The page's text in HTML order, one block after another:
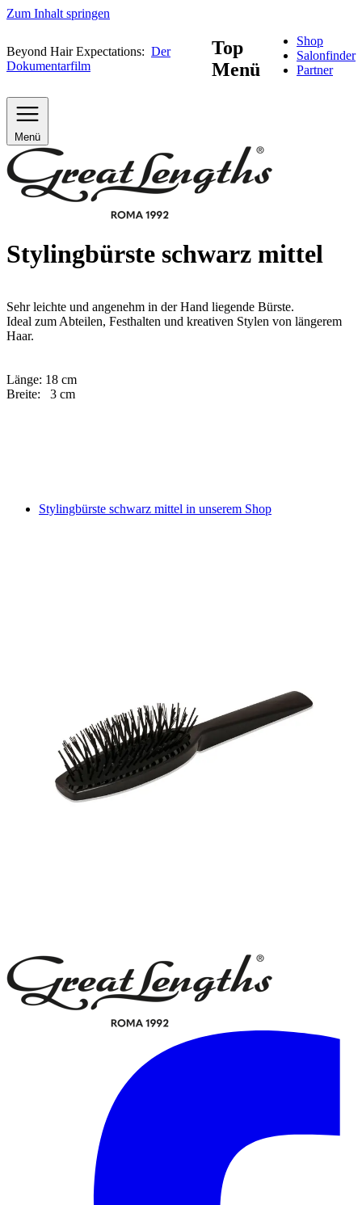
Zum Inhalt springen
Beyond Hair Expectations: Der
Dokumentarfilm
Top
Menü
Shop
Salonfinder
Partner
Menü
Stylingbürste schwarz mittel
Sehr leichte und angenehm in der Hand liegende Bürste.
Ideal zum Abteilen, Festhalten und kreativen Stylen von längerem
Haar.
Länge: 18 cm
Breite: 3 cm
Stylingbürste schwarz mittel in unserem Shop